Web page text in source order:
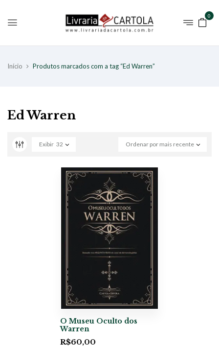
0
Início Produtos marcados com a tag “Ed Warren”
Ed Warren
Ordenar por mais recente
Exibir 32
O Museu Oculto dos
Warren
R$60,00